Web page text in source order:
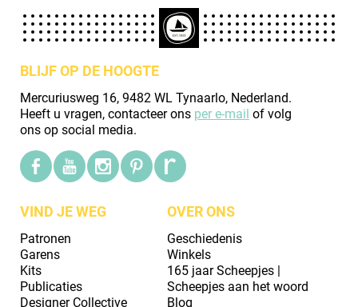
BLIJF OP DE HOOGTE
Mercuriusweg 16, 9482 WL Tynaarlo, Nederland.
Heeft u vragen, contacteer ons per e-mail of volg
ons op social media.
VIND JE WEG
Patronen
Garens
Kits
Publicaties
Designer Collective
OVER ONS
Geschiedenis
Winkels
165 jaar Scheepjes |
Scheepjes aan het woord
Blog